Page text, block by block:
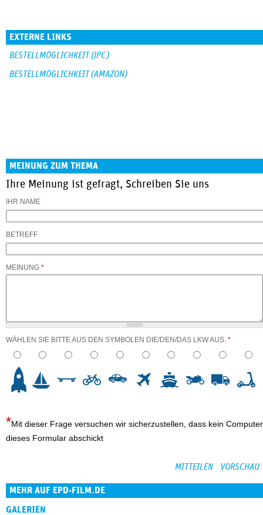
EXTERNE LINKS
BESTELLMÖGLICHKEIT (JPC)
BESTELLMÖGLICHKEIT (AMAZON)
MEINUNG ZUM THEMA
Ihre Meinung ist gefragt, Schreiben Sie uns
IHR NAME
BETREFF
MEINUNG *
WÄHLEN SIE BITTE AUS DEN SYMBOLEN DIE/DEN/DAS LKW AUS. *
Mit dieser Frage versuchen wir sicherzustellen, dass kein Computer
dieses Formular abschickt
MEHR AUF EPD-FILM.DE
GALERIEN